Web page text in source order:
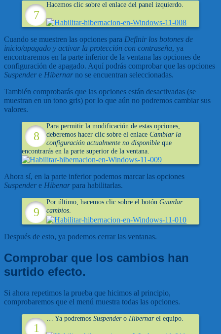
Hacemos clic sobre el enlace del panel izquierdo.
Cuando se muestren las opciones para Definir los botones de
inicio/apagado y activar la protección con contraseña, ya
encontraremos en la parte inferior de la ventana las opciones de
configuración de apagado. Aquí podrás comprobar que las opciones
Suspender e Hibernar no se encuentran seleccionadas.
También comprobarás que las opciones están desactivadas (se
muestran en un tono gris) por lo que aún no podremos cambiar sus
valores.
Para permitir la modificación de estas opciones,
deberemos hacer clic sobre el enlaceCambiar la
configuración actualmente no disponible que
encontrarás en la parte superior de la ventana.
Ahora sí, en la parte inferior podemos marcar las opciones
Suspender e Hibenar para habilitarlas.
Por último, hacemos clic sobre el botónGuardar
cambios.
Después de esto, ya podemos cerrar las ventanas.
Comprobar que los cambios han
surtido efecto.
Si ahora repetimos la prueba que hicimos al principio,
comprobaremos que el menú muestra todas las opciones.
… Ya podremosSuspendero Hibernarel equipo.